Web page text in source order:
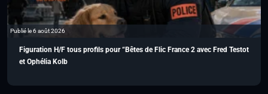
Publié le 6 août 2026
Figuration H/F tous profils pour “Bêtes de Flic France 2 avec Fred Testot
et Ophélia Kolb